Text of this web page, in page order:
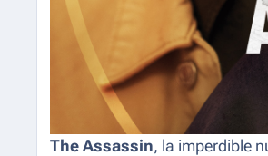
The Assassin, la imperdible